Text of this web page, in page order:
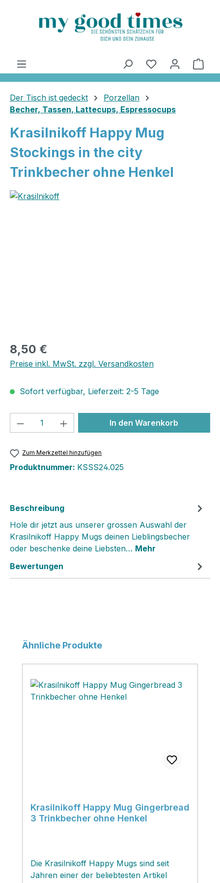
Der Tisch ist gedeckt
Porzellan
Becher, Tassen, Lattecups, Espressocups
Krasilnikoff Happy Mug
Stockings in the city
Trinkbecher ohne Henkel
8,50 €
Preise inkl. MwSt. zzgl. Versandkosten
Sofort verfügbar, Lieferzeit: 2-5 Tage
Produkt Anzahl: Gib denIn den Warenkorb
Zum Merkzettel hinzufügen
Produktnummer: KSSS24.025
Beschreibung
Hole dir jetzt aus unserer grossen Auswahl der
Krasilnikoff Happy Mugs deinen Lieblingsbecher
oder beschenke deine Liebsten… Mehr
Bewertungen
Produktgalerie überspringen
Ähnliche Produkte
Krasilnikoff Happy Mug Gingerbread
3 Trinkbecher ohne Henkel
Die Krasilnikoff Happy Mugs sind seit
Jahren einer der beliebtesten Artikel